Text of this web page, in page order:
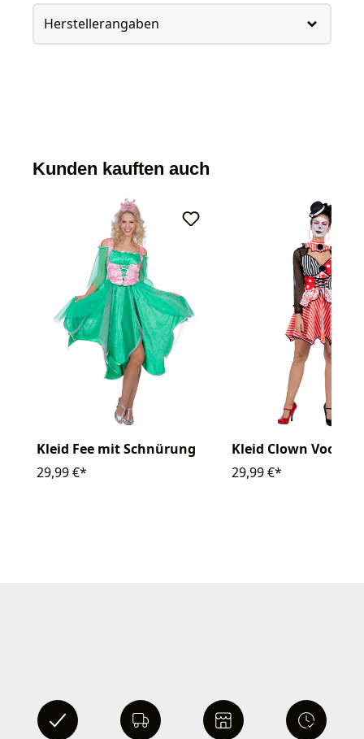
Herstellerangaben
Kunden kauften auch
Kleid Fee mit Schnürung
29,99 €*
Kleid Clown Voodoo
29,99 €*